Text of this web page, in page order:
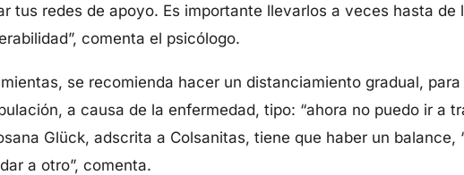
tus redes de apoyo. Es importante llevarlos a veces hasta de
comenta el psicólogo.
se recomienda hacer un distanciamiento gradual, para
a causa de la enfermedad, tipo: “ahora no puedo ir a
Glück, adscrita a Colsanitas, tiene que haber un balance,
a otro”, comenta.